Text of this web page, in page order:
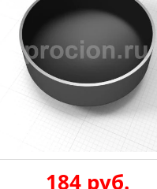
184 руб.